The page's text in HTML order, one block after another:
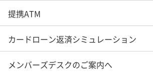
提携ATM
カードローン返済シミュレーション
メンバーズデスクのご案内へ